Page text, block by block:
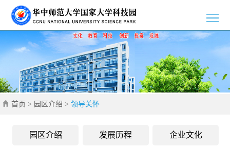
页
区
介
新
闻
>
党
> 首页 > 园区介绍 > 领导关怀
园区介绍 发展历程 企业文化